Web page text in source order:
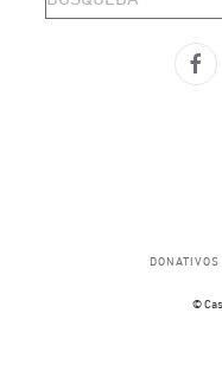
DONATIVOS
©